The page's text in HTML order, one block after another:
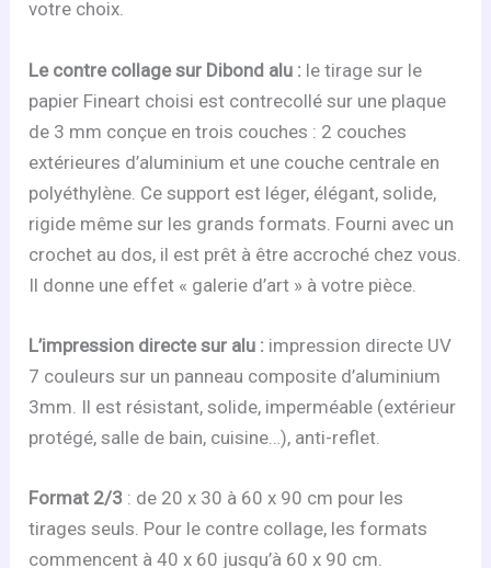
votre choix.
Le contre collage sur Dibond alu : le tirage sur le
papier Fineart choisi est contrecollé sur une plaque
de 3 mm conçue en trois couches : 2 couches
extérieures d’aluminium et une couche centrale en
polyéthylène. Ce support est léger, élégant, solide,
rigide même sur les grands formats. Fourni avec un
crochet au dos, il est prêt à être accroché chez vous.
Il donne une effet « galerie d’art » à votre pièce.
L’impression directe sur alu : impression directe UV
7 couleurs sur un panneau composite d’aluminium
3mm. Il est résistant, solide, imperméable (extérieur
protégé, salle de bain, cuisine…), anti-reflet.
Format 2/3 : de 20 x 30 à 60 x 90 cm pour les
tirages seuls. Pour le contre collage, les formats
commencent à 40 x 60 jusqu’à 60 x 90 cm.